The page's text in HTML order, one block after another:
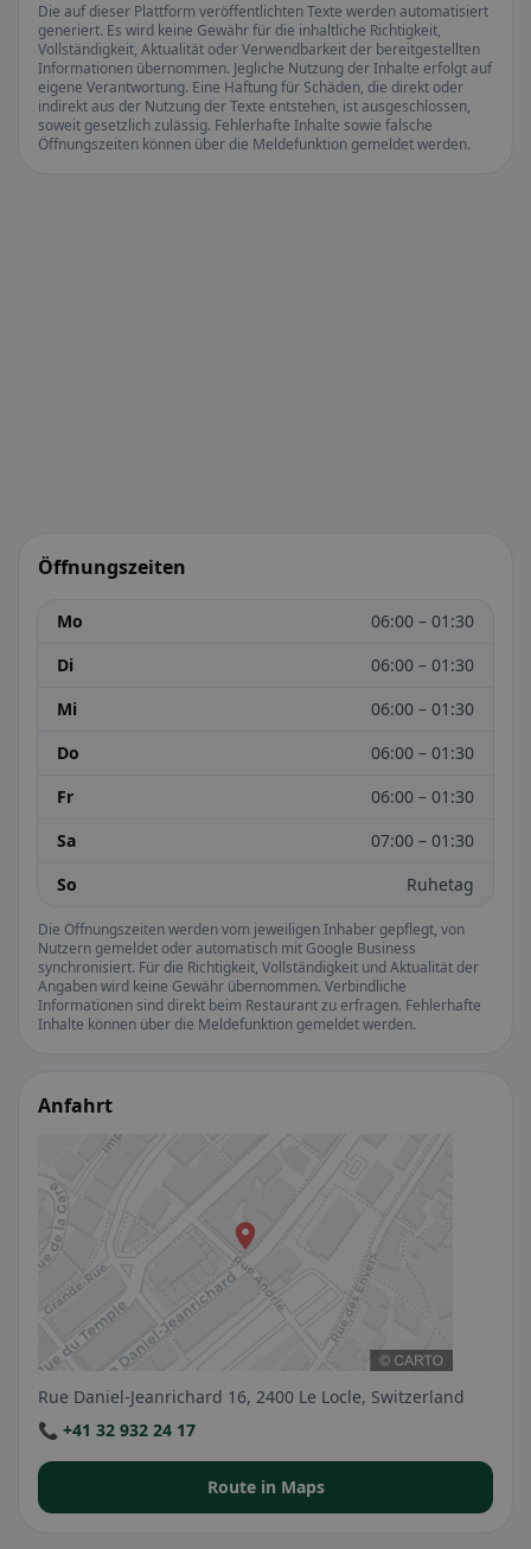
Die auf dieser Plattform veröffentlichten Texte werden automatisiert
generiert. Es wird keine Gewähr für die inhaltliche Richtigkeit,
Vollständigkeit, Aktualität oder Verwendbarkeit der bereitgestellten
Informationen übernommen. Jegliche Nutzung der Inhalte erfolgt auf
eigene Verantwortung. Eine Haftung für Schäden, die direkt oder
indirekt aus der Nutzung der Texte entstehen, ist ausgeschlossen,
soweit gesetzlich zulässig. Fehlerhafte Inhalte sowie falsche
Öffnungszeiten können über die Meldefunktion gemeldet werden.
Öffnungszeiten
Mo
06:00 – 01:30
Di
06:00 – 01:30
Mi
06:00 – 01:30
Do
06:00 – 01:30
Fr
06:00 – 01:30
Sa
07:00 – 01:30
So
Ruhetag
Die Öffnungszeiten werden vom jeweiligen Inhaber gepflegt, von
Nutzern gemeldet oder automatisch mit Google Business
synchronisiert. Für die Richtigkeit, Vollständigkeit und Aktualität der
Angaben wird keine Gewähr übernommen. Verbindliche
Informationen sind direkt beim Restaurant zu erfragen. Fehlerhafte
Inhalte können über die Meldefunktion gemeldet werden.
Anfahrt
Rue Daniel-Jeanrichard 16, 2400 Le Locle, Switzerland
📞 +41 32 932 24 17
Route in Maps